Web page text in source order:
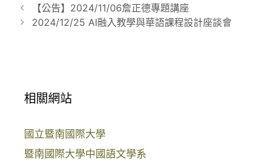
類
文
章
【公告】2024/11/06詹正德專題講座
2024/12/25 AI融入教學與華語課程設計座談會
相關網站
國立暨南國際大學
暨南國際大學中國語文學系